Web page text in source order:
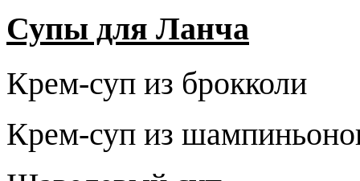
Супы для Ланча
Крем-суп из брокколи
Крем-суп из